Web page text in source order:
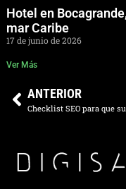
Hotel en
mar Caribe
17 de junio de 2026
Ver Más
ANTERIOR